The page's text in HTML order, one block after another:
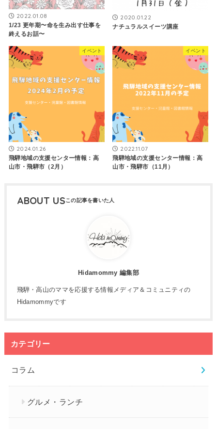
2022.01.08
1/23 更年期〜命を生み出す仕事を
終えるお話〜
2020.01.22
ナチュラルスイーツ講座
イベント
2024.01.26
飛騨地域の支援センター情報：高
山市・飛騨市（2月）
イベント
2022.11.07
飛騨地域の支援センター情報：高
山市・飛騨市（11月）
ABOUT US
Hidamommy 編集部
飛騨・高山のママを応援する情報メディア＆コミュニティの
Hidamommyです
カテゴリー
コラム
グルメ・ランチ